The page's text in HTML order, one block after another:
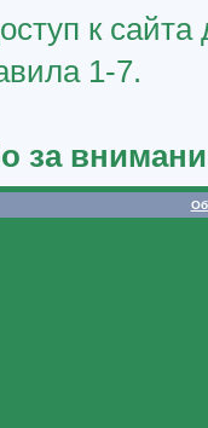
к
1-7.
за